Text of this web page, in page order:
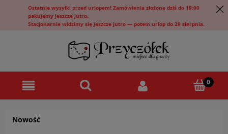
Ostatnie wysyłki przed urlopem! Zamówienia złożone dziś do 19:00
pakujemy jeszcze jutro.
Stacjonarnie widzimy się jeszcze jutro — potem urlop do 29 sierpnia.
Nowość